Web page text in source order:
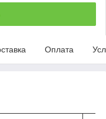
Оплата